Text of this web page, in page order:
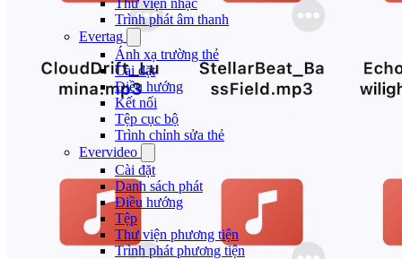
Thư viện nhạc
Trình phát âm thanh
Evertag
Ánh xạ trường thẻ
Cài đặt
Điều hướng
Kết nối
Tệp cục bộ
Trình chỉnh sửa thẻ
Evervideo
Cài đặt
Danh sách phát
Điều hướng
Tệp
Thư viện phương tiện
Trình phát phương tiện